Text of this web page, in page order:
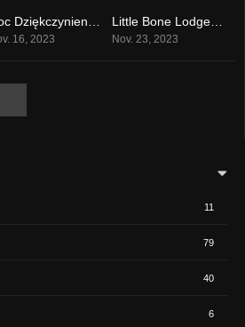
0
16, 2023
0
Little Bone Lodge (2023)
Nov. 23, 2023
11
79
40
6